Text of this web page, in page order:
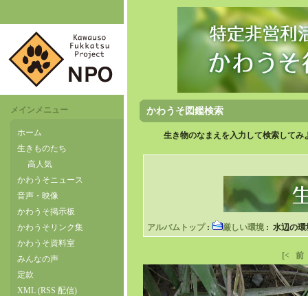
メインメニュー
ホーム
生きものたち
高人気
かわうそニュース
音声・映像
かわうそ掲示板
かわうそリンク集
かわうそ資料室
みんなの声
定款
XML (RSS 配信)
かわうそ図鑑検索
生き物のなまえを入力して検索して
アルバムトップ: 厳しい環境 : 水辺の環
[< 前